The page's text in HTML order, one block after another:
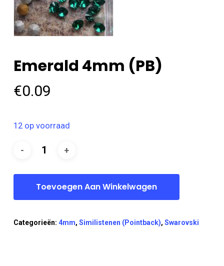
Emerald 4mm (PB)
€0.09
12 op voorraad
Toevoegen Aan Winkelwagen
Categorieën: 4mm, Similistenen (Pointback), Swarovski